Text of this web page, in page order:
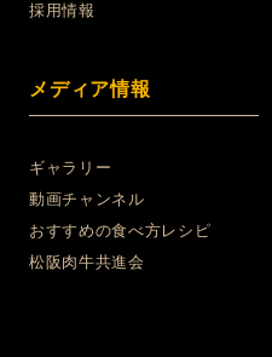
採用情報
メディア情報
ギャラリー
動画チャンネル
おすすめの食べ方レシピ
松阪肉牛共進会